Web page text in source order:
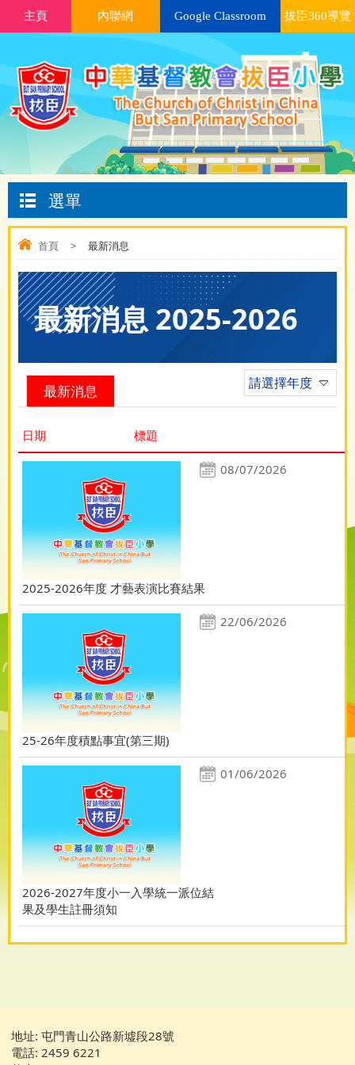
主頁 內聯網 Google Classroom 拔臣360導覽
選單
首頁 > 最新消息
最新消息 2025-2026
請選擇年度
最新消息
日期 標題
08/07/2026
2025-2026年度 才藝表演比賽結果
22/06/2026
25-26年度積點事宜(第三期)
01/06/2026
2026-2027年度小一入學統一派位結
果及學生註冊須知
地址: 屯門青山公路新墟段28號
電話: 2459 6221